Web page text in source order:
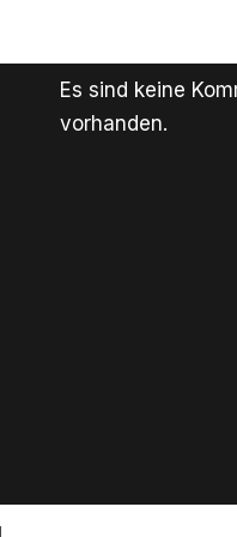
Es sind keine
vorhanden.